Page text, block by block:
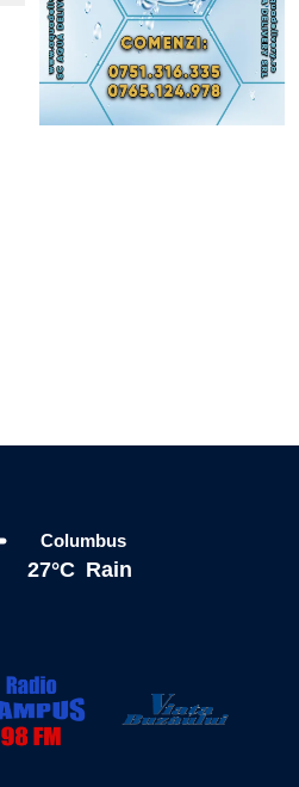
Columbus
27°C Rain